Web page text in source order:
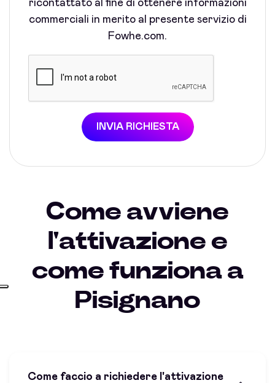
ricontattato al fine di ottenere informazioni
commerciali in merito al presente servizio di
Fowhe.com.
INVIA RICHIESTA
Come avviene
l'attivazione e
come funziona a
Pisignano
Come faccio a richiedere l'attivazione